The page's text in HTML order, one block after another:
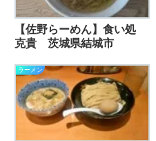
【佐野らーめん】食い処
克貴 茨城県結城市
ラーメン